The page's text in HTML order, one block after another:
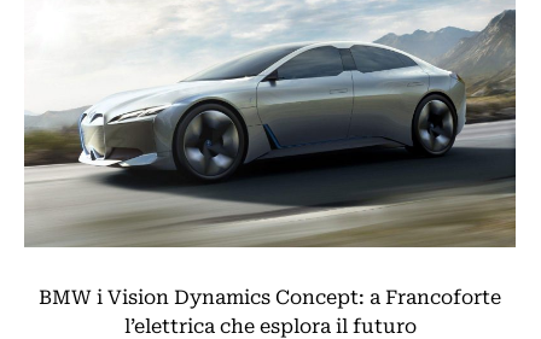
BMW i Vision Dynamics Concept: a Francoforte
l’elettrica che esplora il futuro